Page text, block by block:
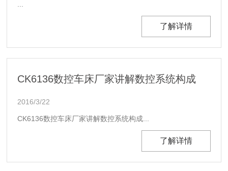
了解详情
CK6136数控车床厂家讲解数控系统构成
2016/3/22
CK6136数控车床厂家讲解数控系统构成...
了解详情